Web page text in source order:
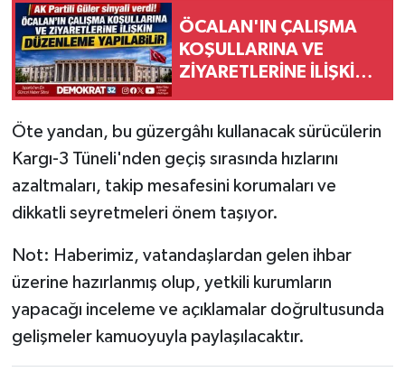
ÖCALAN'IN ÇALIŞMA
KOŞULLARINA VE
ZİYARETLERİNE İLİŞKİN
Öte yandan, bu güzergâhı kullanacak sürücülerin
Kargı-3 Tüneli'nden geçiş sırasında hızlarını
azaltmaları, takip mesafesini korumaları ve
dikkatli seyretmeleri önem taşıyor.
Not: Haberimiz, vatandaşlardan gelen ihbar
üzerine hazırlanmış olup, yetkili kurumların
yapacağı inceleme ve açıklamalar doğrultusunda
gelişmeler kamuoyuyla paylaşılacaktır.